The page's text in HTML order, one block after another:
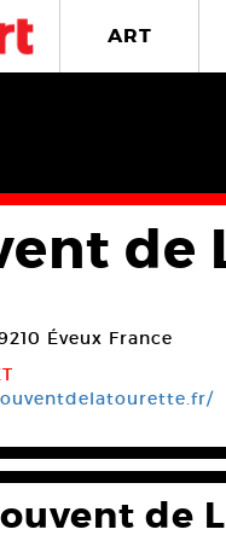
ART
de
Éveux France
de